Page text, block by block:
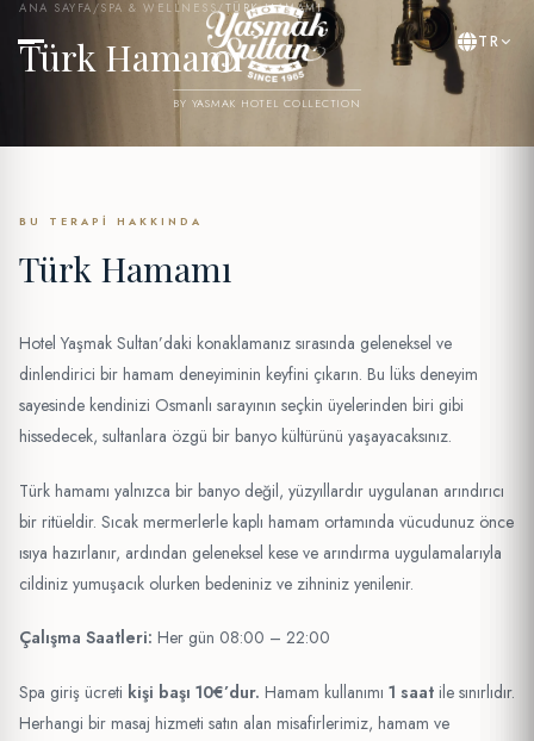
BY YASMAK HOTEL COLLECTION
TR
ANA SAYFA /SPA & WELLNESS/TÜRK HAMAMI
Türk Hamamı
BU TERAPI HAKKINDA
Türk Hamamı
Hotel Yaşmak Sultan’daki konaklamanız sırasında geleneksel ve
dinlendirici bir hamam deneyiminin keyfini çıkarın. Bu lüks deneyim
sayesinde kendinizi Osmanlı sarayının seçkin üyelerinden biri gibi
hissedecek, sultanlara özgü bir banyo kültürünü yaşayacaksınız.
Türk hamamı yalnızca bir banyo değil, yüzyıllardır uygulanan arındırıcı
bir ritüeldir. Sıcak mermerlerle kaplı hamam ortamında vücudunuz önce
ısıya hazırlanır, ardından geleneksel kese ve arındırma uygulamalarıyla
cildiniz yumuşacık olurken bedeniniz ve zihniniz yenilenir.
Çalışma Saatleri: Her gün 08:00 – 22:00
Spa giriş ücreti kişi başı 10€’dur. Hamam kullanımı 1 saat ile sınırlıdır.
Herhangi bir masaj hizmeti satın alan misafirlerimiz, hamam ve